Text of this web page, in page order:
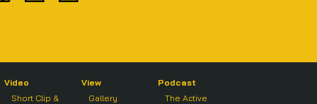
Video
Short Clip &
View
Gallery
Podcast
The Active